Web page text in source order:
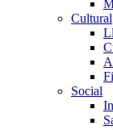
Cultural
Social